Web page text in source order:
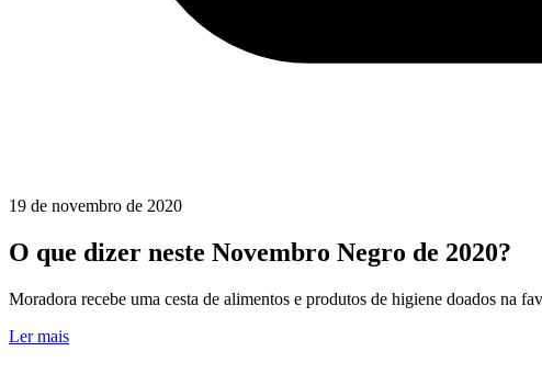
19 de novembro de 2020
O que dizer neste Novembro Negro de 2020?
Moradora recebe uma cesta de alimentos e produtos de higiene doados na
Ler mais